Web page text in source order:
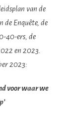
van de
de Enquête, de
40-ers, de
en 2023.
2023:
voor waar we